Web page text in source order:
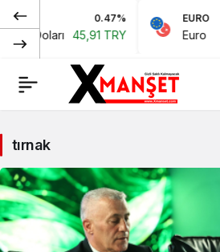
0.47%
Doları 45,91 TRY
EURO
Euro
tırnak